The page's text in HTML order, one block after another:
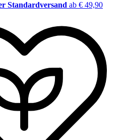
Standardversand ab € 49,90